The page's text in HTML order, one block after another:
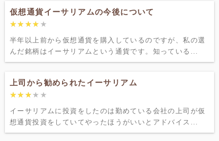
仮想通貨イーサリアムの今後について
★★★★★
★★★★★
半年以上前から仮想通貨を購入しているのですが、私の選
んだ銘柄はイーサリアムという通貨です。知っている...
上司から勧められたイーサリアム
★★★★★
★★★★★
イーサリアムに投資をしたのは勤めている会社の上司が仮
想通貨投資をしていてやったほうがいいとアドバイス...